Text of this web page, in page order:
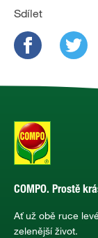
Sdílet
COMPO. Prostě
Ať už obě ruce
zelenější život.